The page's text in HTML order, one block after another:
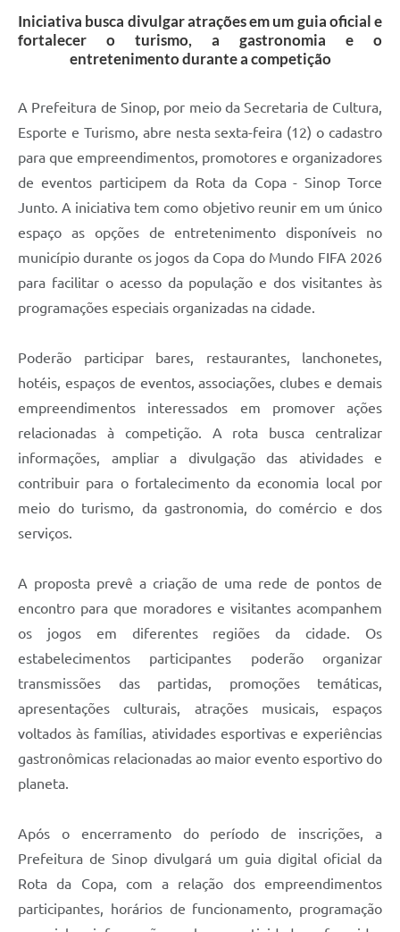
Iniciativa busca divulgar atrações em um guia oficial e
fortalecer o turismo, a gastronomia e o
entretenimento durante a competição
A Prefeitura de Sinop, por meio da Secretaria de Cultura,
Esporte e Turismo, abre nesta sexta-feira (12) o cadastro
para que empreendimentos, promotores e organizadores
de eventos participem da Rota da Copa - Sinop Torce
Junto. A iniciativa tem como objetivo reunir em um único
espaço as opções de entretenimento disponíveis no
município durante os jogos da Copa do Mundo FIFA 2026
para facilitar o acesso da população e dos visitantes às
programações especiais organizadas na cidade.
Poderão participar bares, restaurantes, lanchonetes,
hotéis, espaços de eventos, associações, clubes e demais
empreendimentos interessados em promover ações
relacionadas à competição. A rota busca centralizar
informações, ampliar a divulgação das atividades e
contribuir para o fortalecimento da economia local por
meio do turismo, da gastronomia, do comércio e dos
serviços.
A proposta prevê a criação de uma rede de pontos de
encontro para que moradores e visitantes acompanhem
os jogos em diferentes regiões da cidade. Os
estabelecimentos participantes poderão organizar
transmissões das partidas, promoções temáticas,
apresentações culturais, atrações musicais, espaços
voltados às famílias, atividades esportivas e experiências
gastronômicas relacionadas ao maior evento esportivo do
planeta.
Após o encerramento do período de inscrições, a
Prefeitura de Sinop divulgará um guia digital oficial da
Rota da Copa, com a relação dos empreendimentos
participantes, horários de funcionamento, programação